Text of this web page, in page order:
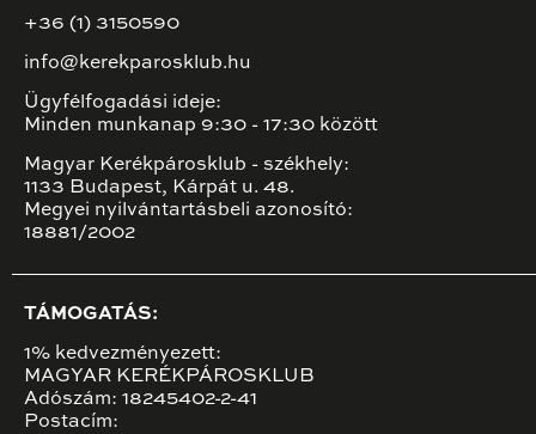
+36 (1) 3150590
info@kerekparosklub.hu
Ügyfélfogadási ideje:
Minden munkanap 9:30 - 17:30 között
Magyar Kerékpárosklub - székhely:
1133 Budapest, Kárpát u. 48.
Megyei nyilvántartásbeli azonosító:
18881/2002
TÁMOGATÁS:
1% kedvezményezett:
MAGYAR KERÉKPÁROSKLUB
Adószám: 18245402-2-41
Postacím: